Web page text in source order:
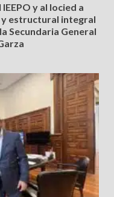
y al Iocied a
y estructural integral
Secundaria General